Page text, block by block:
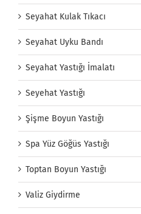
Seyahat Kulak Tıkacı
Seyahat Uyku Bandı
Seyahat Yastığı İmalatı
Seyehat Yastığı
Şişme Boyun Yastığı
Spa Yüz Göğüs Yastığı
Toptan Boyun Yastığı
Valiz Giydirme